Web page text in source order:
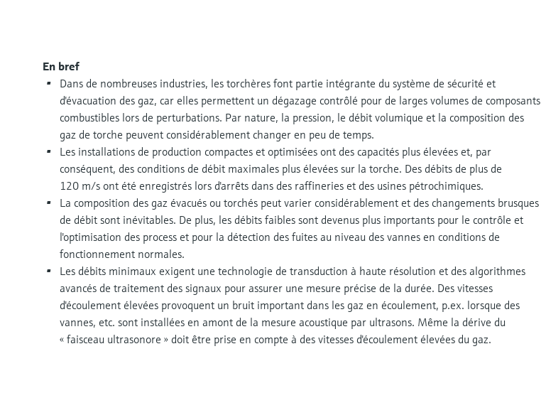
En bref
Dans de nombreuses industries, les torchères font partie intégrante du système de sécurité et
d'évacuation des gaz, car elles permettent un dégazage contrôlé pour de larges volumes de composants
combustibles lors de perturbations. Par nature, la pression, le débit volumique et la composition des
gaz de torche peuvent considérablement changer en peu de temps.
Les installations de production compactes et optimisées ont des capacités plus élevées et, par
conséquent, des conditions de débit maximales plus élevées sur la torche. Des débits de plus de
120 m/s ont été enregistrés lors d'arrêts dans des raffineries et des usines pétrochimiques.
La composition des gaz évacués ou torchés peut varier considérablement et des changements brusques
de débit sont inévitables. De plus, les débits faibles sont devenus plus importants pour le contrôle et
l'optimisation des process et pour la détection des fuites au niveau des vannes en conditions de
fonctionnement normales.
Les débits minimaux exigent une technologie de transduction à haute résolution et des algorithmes
avancés de traitement des signaux pour assurer une mesure précise de la durée. Des vitesses
d'écoulement élevées provoquent un bruit important dans les gaz en écoulement, p.ex. lorsque des
vannes, etc. sont installées en amont de la mesure acoustique par ultrasons. Même la dérive du
« faisceau ultrasonore » doit être prise en compte à des vitesses d'écoulement élevées du gaz.